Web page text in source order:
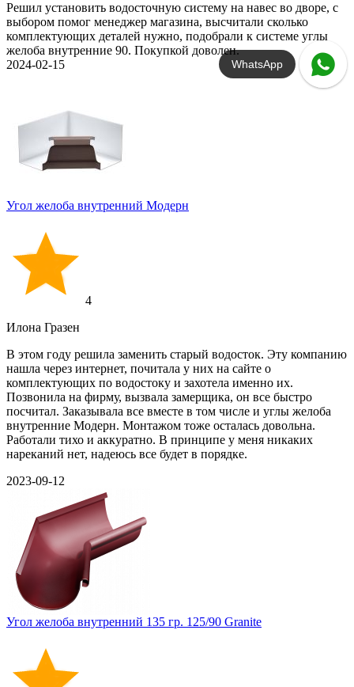
Решил установить водосточную систему на навес во дворе, с
выбором помог менеджер магазина, высчитали сколько
комплектующих деталей нужно, подобрали к системе углы
желоба внутренние 90. Покупкой доволен.
2024-02-15
Угол желоба внутренний Модерн
4
Илона Гразен
В этом году решила заменить старый водосток. Эту компанию
нашла через интернет, почитала у них на сайте о
комплектующих по водостоку и захотела именно их.
Позвонила на фирму, вызвала замерщика, он все быстро
посчитал. Заказывала все вместе в том числе и углы желоба
внутренние Модерн. Монтажом тоже осталась довольна.
Работали тихо и аккуратно. В принципе у меня никаких
нареканий нет, надеюсь все будет в порядке.
2023-09-12
Угол желоба внутренний 135 гр. 125/90 Granite
WhatsApp